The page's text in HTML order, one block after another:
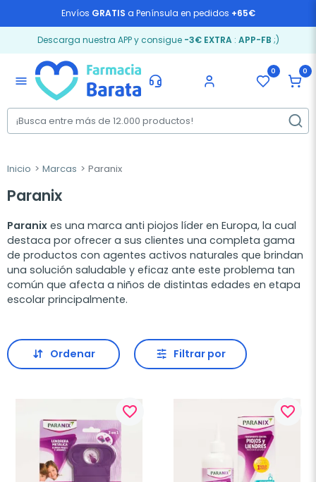
Envíos GRATIS a Península en pedidos +65€
Descarga nuestra APP y consigue -3€ EXTRA: APP-FB ;)
menu
0 0
Inicio Marcas Paranix
Paranix
Paranix es una marca anti piojos líder en Europa, la cual
destaca por ofrecer a sus clientes una completa gama
de productos con agentes activos naturales que brindan
una solución saludable y eficaz ante este problema tan
común que afecta a niños de distintas edades en etapa
escolar principalmente.
Ordenar Filtrar por
favorite_border favorite_border